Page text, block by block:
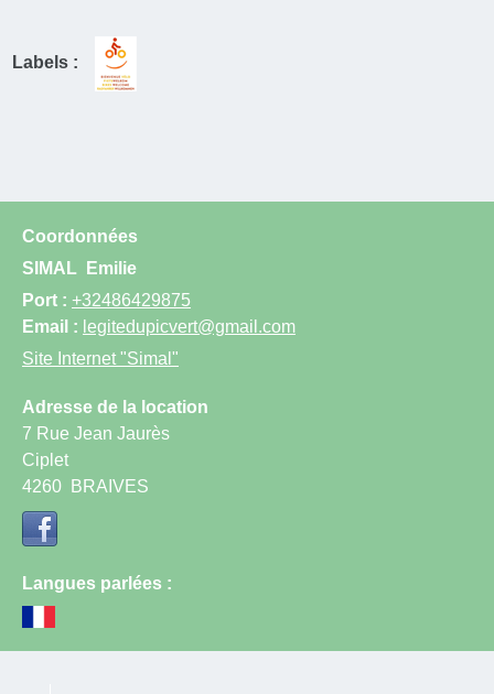
Labels :
Coordonnées
SIMAL
Emilie
Port : +32486429875
Email : legitedupicvert@gmail.com
Site Internet "Simal"
Adresse de la location
7 Rue Jean Jaurès
Ciplet
4260
BRAIVES
Langues parlées :